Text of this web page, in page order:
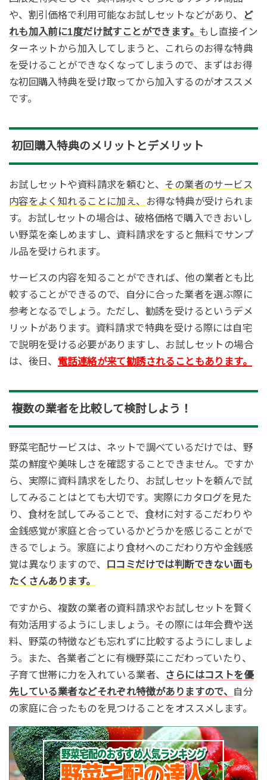
や、割引価格で利用可能なお試しセットなどがあり、
ど
れも加入前に1度だけ試すことができます。 もし直接イン
ターネットから加入してしまうと、これらのお得な特典
を受けることができなくなってしまうので、まずはお得
な初回購入特典を受け取ってから加入するのがオススメ
です。
初回購入特典のメリットとデメリット
お試しセットや資料請求を頼むと、 その業者のサービス
内容をよく知れることに加え、
お得な特典が受けられま
す。お試しセットの場合は、破格価格で購入できおいし
い野菜を楽しめますし、資料請求をすると無料でサンプ
ル品を受けられます。
サービスの内容を知ることができれば、他の業者とも比
較することができるので、自分に合った業者を選ぶ際に
参考となるでしょう。ただし、勧誘を受けるというデメ
リットがあります。資料請求で特典を受ける際には自宅
で説明を受ける必要がありますし、お試しセットの場合
は、後日、 電話連絡が来て勧誘されることもあります。
複数の業者を比較して検討しよう！
野菜宅配サービスは、ネットで調べているだけでは、野
菜の鮮度や美味しさを確認することできません。ですか
ら、実際に資料請求をしたり、お試しセットを頼んで試
してみることはとても大切です。実際にカタログを見た
り、食材を試してみることで、食材に対するこだわりや
金銭感覚が家庭と合っているかどうかを感じることがで
きるでしょう。家庭により食材へのこだわり方や金銭感
覚は異なりますので、
口コミだけでは判断できない面も
たくさんあります。
ですから、複数の業者の資料請求やお試しセットを賢く
有効活用するようにしましょう。その際には年会費や送
料、野菜の特徴なども忘れずに比較するようにしましょ
う。また、各業者ごとに有機野菜にこだわっていたり、
子育て世帯に力を入れている業者、 さらにはコストを優
先している業者などそれぞれ特徴がありますので、 自分
の家庭に合ったものを見つけることをオススメします。